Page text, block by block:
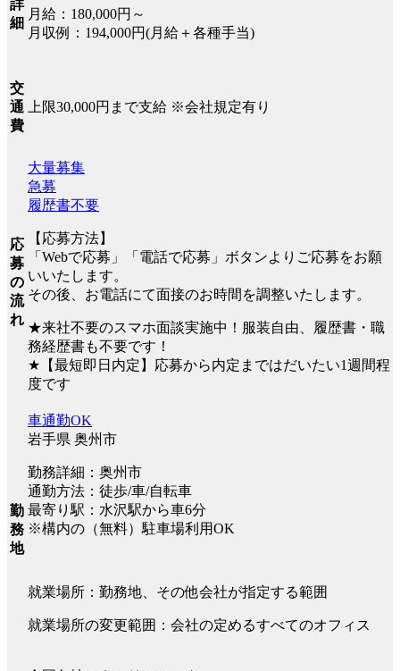
詳
細
月給：180,000円～
月収例：194,000円(月給＋各種手当)
交
通
費
上限30,000円まで支給 ※会社規定有り
応
募
の
流
れ
大量募集
急募
履歴書不要
【応募方法】
「Webで応募」「電話で応募」ボタンよりご応募をお願
いいたします。
その後、お電話にて面接のお時間を調整いたします。
★来社不要のスマホ面談実施中！服装自由、履歴書・職
務経歴書も不要です！
★【最短即日内定】応募から内定まではだいたい1週間程
度です
勤
務
地
車通勤OK
岩手県 奥州市
勤務詳細：奥州市
通勤方法：徒歩/車/自転車
最寄り駅：水沢駅から車6分
※構内の（無料）駐車場利用OK
就業場所：勤務地、その他会社が指定する範囲
就業場所の変更範囲：会社の定めるすべてのオフィス